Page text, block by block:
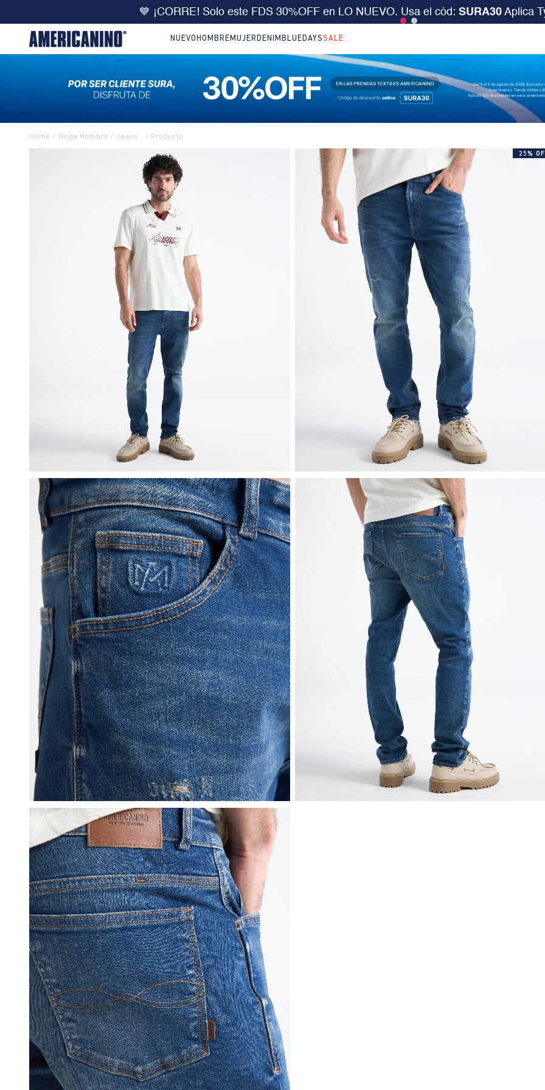
🔥DOBLE DCTO10% extra desde $199.000 ó 15% extra desde $400.000 en SALE.
NUEVO HOMBRE MUJER DENIM BLUEDAYSSALE
Ropa Hombre Jeans
25%